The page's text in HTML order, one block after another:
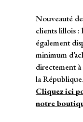
Nouveauté
clients lillois
également
minimum
directement
la
Cliquez ici
notre